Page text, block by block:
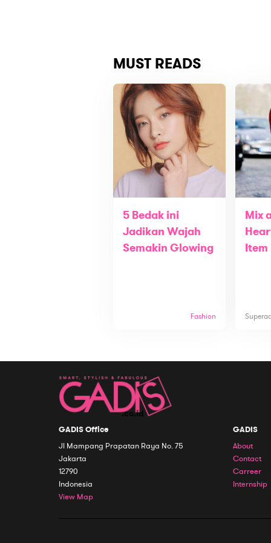
MUST READS
5 Bedak ini
Jadikan Wajah
Semakin Glowing
Fashion
Mix
Item
GADIS Office
Jl Mampang Prapatan Raya No. 75
Jakarta
12790
Indonesia
View Map
GADIS
About
Contact
Carreer
Internship